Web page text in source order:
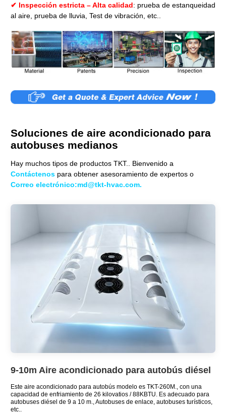
✔ Inspección estricta – Alta calidad: prueba de estanqueidad
al aire, prueba de lluvia, Test de vibración, etc..
Soluciones de aire acondicionado para
autobuses medianos
Hay muchos tipos de productos TKT.. Bienvenido a
Contáctenos para obtener asesoramiento de expertos o
Correo electrónico:md@tkt-hvac.com.
9-10m Aire acondicionado para autobús diésel
Este aire acondicionado para autobús modelo es TKT-260M., con una
capacidad de enfriamiento de 26 kilovatios / 88KBTU. Es adecuado para
autobuses diésel de 9 a 10 m., Autobuses de enlace, autobuses turísticos,
etc..